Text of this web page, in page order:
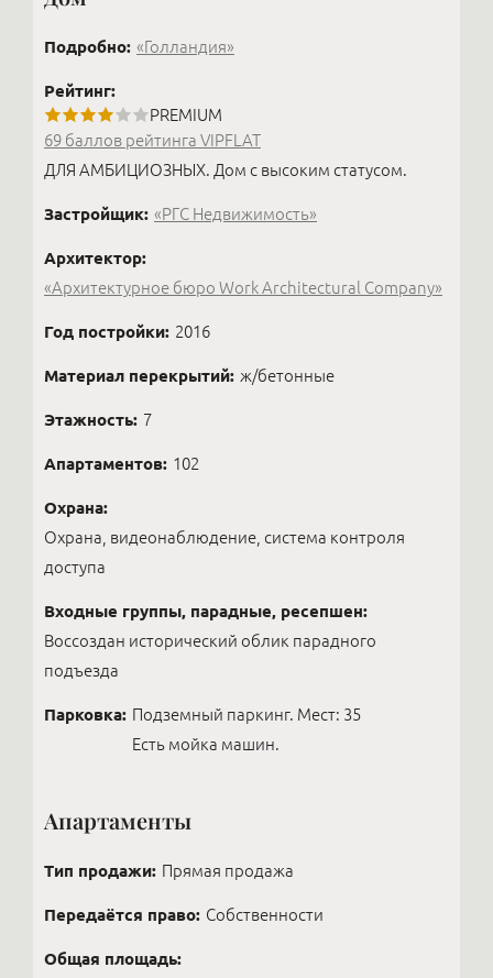
Подробно: «Голландия»
Рейтинг:
PREMIUM
69 баллов рейтинга VIPFLAT
ДЛЯ АМБИЦИОЗНЫХ. Дом с высоким статусом.
Застройщик: «РГС Недвижимость»
Архитектор:
«Архитектурное бюро Work Architectural Company»
Год постройки: 2016
Материал перекрытий: ж/бетонные
Этажность: 7
Апартаментов: 102
Охрана:
Охрана, видеонаблюдение, система контроля
доступа
Входные группы, парадные, ресепшен:
Воссоздан исторический облик парадного
подъезда
Парковка: Подземный паркинг. Мест: 35
Есть мойка машин.
Апартаменты
Тип продажи: Прямая продажа
Передаётся право: Собственности
Общая площадь: